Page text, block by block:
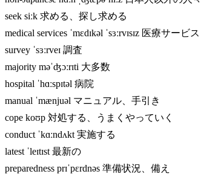
seek siːk 求める、探し求める
medical services ˈmɛdɪkəl ˈsɜːrvɪsɪz 医療サービス
survey ˈsɜːrveɪ 調査
majority məˈʤɔːrɪti 大多数
hospital ˈhɑːspɪtəl 病院
manual ˈmænjuəl マニュアル、手引き
cope koʊp 対処する、うまくやっていく
conduct ˈkɑːndʌkt 実施する
latest ˈleɪtɪst 最新の
preparedness prɪˈpɛrdnəs 準備状況、備え